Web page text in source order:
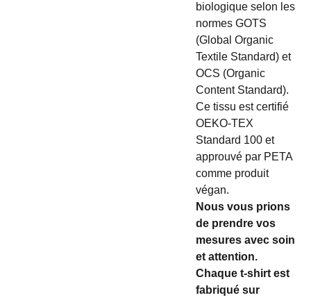
biologique selon les
normes GOTS
(Global Organic
Textile Standard) et
OCS (Organic
Content Standard).
Ce tissu est certifié
OEKO-TEX
Standard 100 et
approuvé par PETA
comme produit
végan.
Nous vous prions
de prendre vos
mesures avec soin
et attention.
Chaque t-shirt est
fabriqué sur